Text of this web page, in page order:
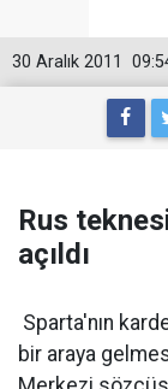
30 Aralık 2011
Rus
açıldı
Sparta'nın
bir araya